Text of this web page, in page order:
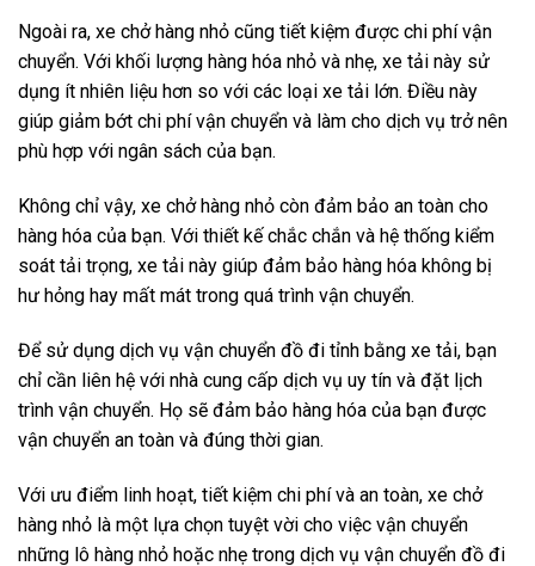
Ngoài ra, xe chở hàng nhỏ cũng tiết kiệm được chi phí vận
chuyển. Với khối lượng hàng hóa nhỏ và nhẹ, xe tải này sử
dụng ít nhiên liệu hơn so với các loại xe tải lớn. Điều này
giúp giảm bớt chi phí vận chuyển và làm cho dịch vụ trở nên
phù hợp với ngân sách của bạn.
Không chỉ vậy, xe chở hàng nhỏ còn đảm bảo an toàn cho
hàng hóa của bạn. Với thiết kế chắc chắn và hệ thống kiểm
soát tải trọng, xe tải này giúp đảm bảo hàng hóa không bị
hư hỏng hay mất mát trong quá trình vận chuyển.
Để sử dụng dịch vụ vận chuyển đồ đi tỉnh bằng xe tải, bạn
chỉ cần liên hệ với nhà cung cấp dịch vụ uy tín và đặt lịch
trình vận chuyển. Họ sẽ đảm bảo hàng hóa của bạn được
vận chuyển an toàn và đúng thời gian.
Với ưu điểm linh hoạt, tiết kiệm chi phí và an toàn, xe chở
hàng nhỏ là một lựa chọn tuyệt vời cho việc vận chuyển
những lô hàng nhỏ hoặc nhẹ trong dịch vụ vận chuyển đồ đi